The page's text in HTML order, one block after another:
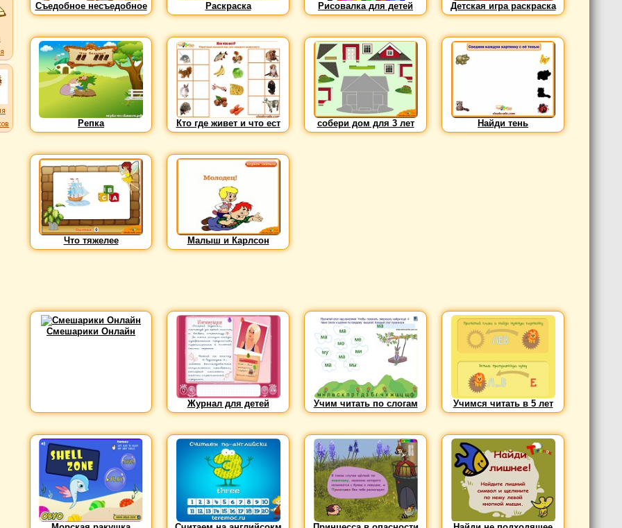
Cъедобное несъедобное Раскраска Рисовалка для детей Детская игра раскраска
Репка Кто где живет и что ест собери дом для 3 лет Найди тень
Что тяжелее Малыш и Карлсон
Смешарики Онлайн
Журнал для детей Учим читать по слогам Учимся читать в 5 лет